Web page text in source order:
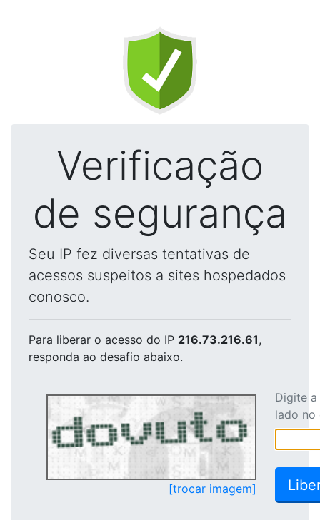
Verificação
de segurança
Seu IP fez diversas tentativas de
acessos suspeitos a sites hospedados
conosco.
Para liberar o acesso do IP 216.73.216.61,
responda ao desafio abaixo.
[trocar imagem]
Digite
lado no